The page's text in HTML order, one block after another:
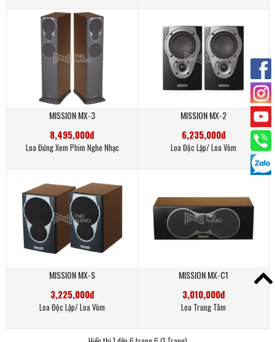
Khuyến mãi
MISSION MX-3
8,495,000đ
Loa Đứng Xem Phim Nghe Nhạc
MISSION MX-2
6,235,000đ
Loa Độc Lập/ Loa Vòm
MISSION MX-S
3,225,000đ
Loa Độc Lập/ Loa Vòm
MISSION MX-C1
3,010,000đ
Loa Trung Tâm